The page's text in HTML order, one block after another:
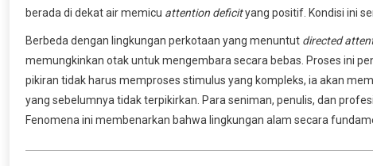
berada di dekat air memicu attention deficityang positif. Kondisi ini
Berbeda dengan lingkungan perkotaan yang menuntut directed
memungkinkan otak untuk mengembara secara bebas. Proses ini
pikiran tidak harus memproses stimulus yang kompleks, ia akan
yang sebelumnya tidak terpikirkan. Para seniman, penulis, dan
Fenomena ini membenarkan bahwa lingkungan alam secara